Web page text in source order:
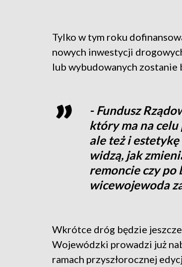
Tylko w tym roku
nowych inwestycji
lub wybudowanych
- Fundusz
który ma na
ale też i
widzą, jak
remoncie czy po
wicewojewoda
Wkrótce dróg będzie
Wojewódzki prowadzi już
ramach przyszłorocznej